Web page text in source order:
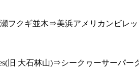
フクギ並木⇒美浜アメリカンビレッ
旧 大石林山)⇒シークヮーサーパー